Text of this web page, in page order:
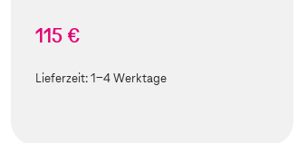
115 €
Lieferzeit:1-4 Werktage